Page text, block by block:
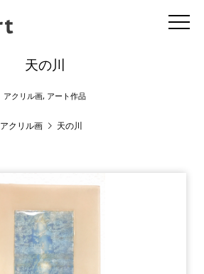
天の川
アクリル画, アート作品
アクリル画 天の川